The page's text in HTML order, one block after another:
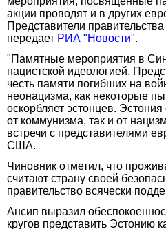
акции проводят и в других
Представители
передает РИА "Новости".
"Памятные мероприятия в
нацистской идеологией.
честь памяти погибших на
неонацизма, как некоторые
оскорбляет эстонцев.
от коммунизма, так и от
встречи с представителями
США.
Чиновник отметил, что
считают страну своей
правительство всячески
Ансип выразил
кругов представить Эстонию